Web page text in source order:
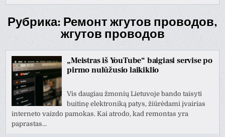
Рубрика: Ремонт жгутов проводов,
жгутов проводов
„Meistras iš YouTube“ baigiasi servise po
pirmo nulūžusio laikiklio
Vis daugiau žmonių Lietuvoje bando taisyti
buitinę elektroniką patys, žiūrėdami įvairias
interneto vaizdo pamokas. Kai atrodo, kad remontas yra
paprastas…